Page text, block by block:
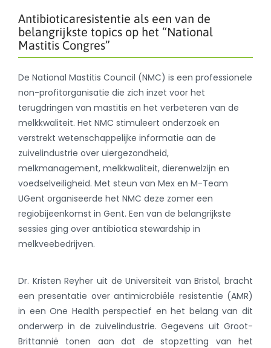
Antibioticaresistentie als een van de
belangrijkste topics op het “National
Mastitis Congres”
De National Mastitis Council (NMC) is een professionele
non-profitorganisatie die zich inzet voor het
terugdringen van mastitis en het verbeteren van de
melkkwaliteit. Het NMC stimuleert onderzoek en
verstrekt wetenschappelijke informatie aan de
zuivelindustrie over uiergezondheid,
melkmanagement, melkkwaliteit, dierenwelzijn en
voedselveiligheid. Met steun van Mex en M-Team
UGent organiseerde het NMC deze zomer een
regiobijeenkomst in Gent. Een van de belangrijkste
sessies ging over antibiotica stewardship in
melkveebedrijven.
Dr. Kristen Reyher uit de Universiteit van Bristol, bracht
een presentatie over antimicrobiële resistentie (AMR)
in een One Health perspectief en het belang van dit
onderwerp in de zuivelindustrie. Gegevens uit Groot-
Brittannië tonen aan dat de stopzetting van het